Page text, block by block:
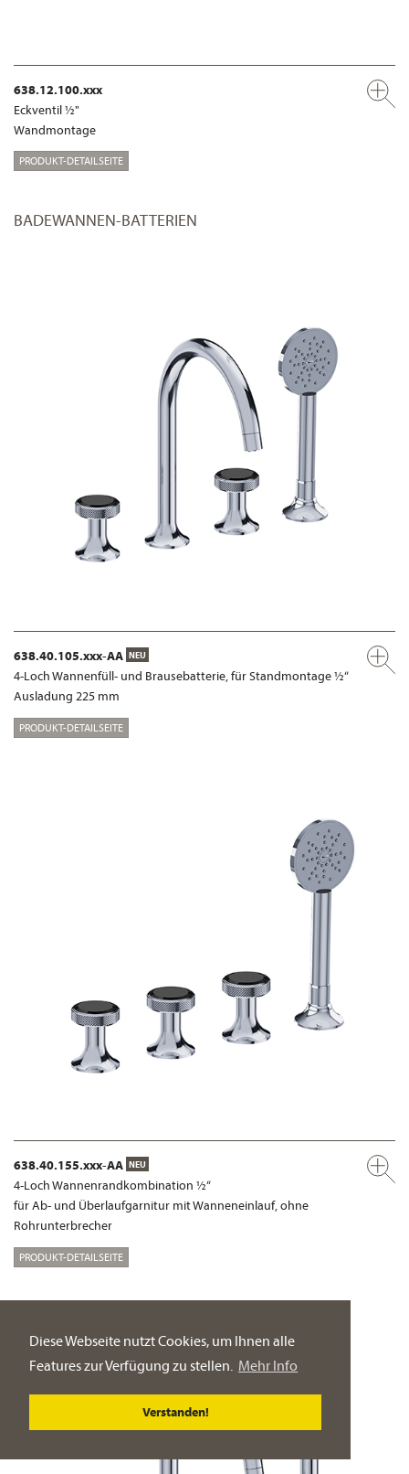
Diese Webseite nutzt Cookies, um Ihnen alle
Features zur Verfügung zu stellen. Mehr Info
Verstanden!
638.12.100.xxx
Eckventil ½"
Wandmontage
PRODUKT-DETAILSEITE
BADEWANNEN-BATTERIEN
638.40.105.xxx-AA NEU
4-Loch Wannenfüll- und Brausebatterie, für Standmontage ½“
Ausladung 225 mm
PRODUKT-DETAILSEITE
638.40.155.xxx-AA NEU
4-Loch Wannenrandkombination ½“
für Ab- und Überlaufgarnitur mit Wanneneinlauf, ohne
Rohrunterbrecher
PRODUKT-DETAILSEITE